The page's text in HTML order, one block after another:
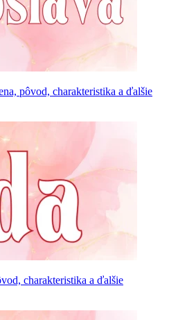
pôvod, charakteristika a ďalšie
charakteristika a ďalšie